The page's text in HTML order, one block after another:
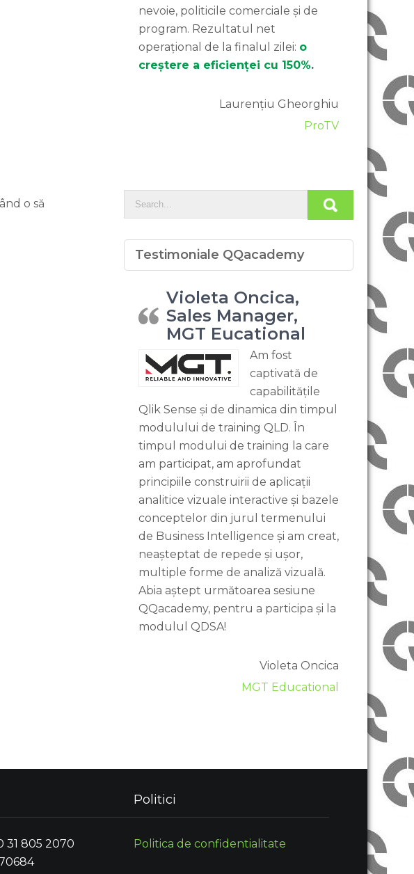
o să
nevoie, politicile comerciale și de
program. Rezultatul net
operațional de la finalul zilei: o
creștere a eficienței cu 150%.
Laurențiu Gheorghiu
ProTV
Testimoniale QQacademy
Violeta Oncica,
Sales Manager,
MGT Eucational
Am fost
captivată de
capabilitățile
Qlik Sense și de dinamica din timpul
modulului de training QLD. În
timpul modului de training la care
am participat, am aprofundat
principiile construirii de aplicații
analitice vizuale interactive și bazele
conceptelor din jurul termenului
de Business Intelligence și am creat,
neașteptat de repede și ușor,
multiple forme de analiză vizuală.
Abia aștept următoarea sesiune
QQacademy, pentru a participa și la
modulul QDSA!
Violeta Oncica
MGT Educational
31 805 2070
Politici
Politica de confidentialitate